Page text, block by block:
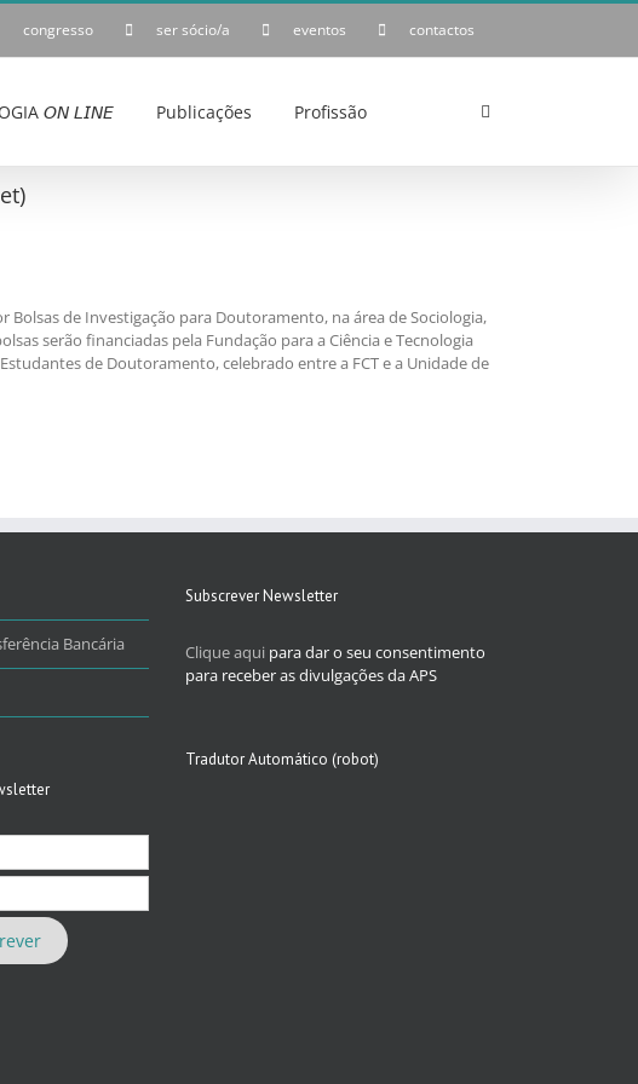
congresso ser sócio/a eventos contactos
𝘖𝘕 𝘓𝘐𝘕𝘌 Publicações Profissão
de Investigação para Doutoramento, na área de Sociologia,
serão financiadas pela Fundação para a Ciência e Tecnologia
de Doutoramento, celebrado entre a FCT e a Unidade de
Bancária
Subscrever Newsletter
Clique aqui para dar o seu consentimento
para receber as divulgações da APS
Tradutor Automático (robot)